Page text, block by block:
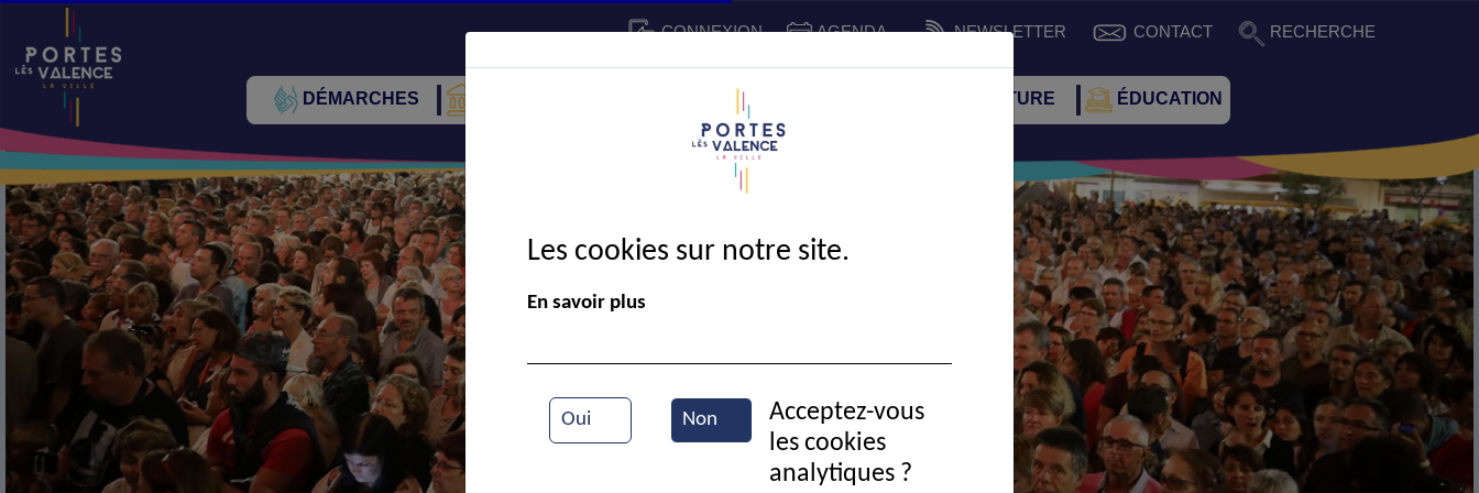
CONNEXION AGENDA NEWSLETTER CONTACT RECHERCHE
DÉMARCHES CADRE DE VIE SPORT ET CULTURE ÉDUCATION
Portes en fête
Les cookies sur notre site.
En savoir plus
Oui Non
Acceptez-vous
les cookies
analytiques ?